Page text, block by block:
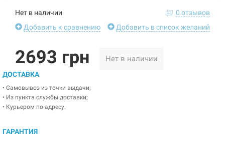
Нет в наличии
0 отзывов
Добавить к сравнению
Добавить в список желаний
2693 грн Нет в наличии
ДОСТАВКА
• Самовывоз из точки выдачи;
• Из пункта службы доставки;
• Курьером по адресу.
ГАРАНТИЯ